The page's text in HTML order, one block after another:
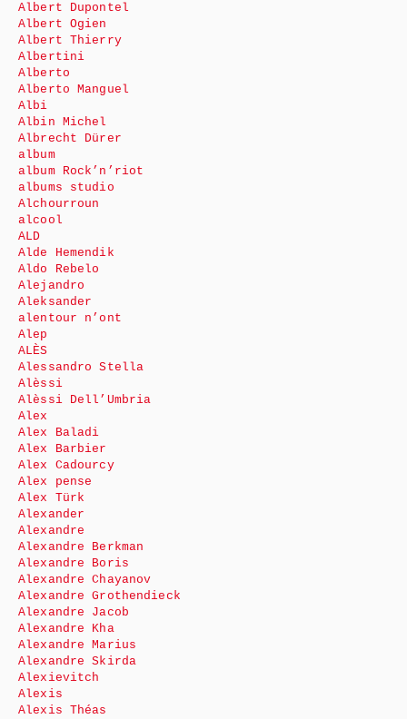
Albert Dupontel
Albert Ogien
Albert Thierry
Albertini
Alberto
Alberto Manguel
Albi
Albin Michel
Albrecht Dürer
album
album Rock’n’riot
albums studio
Alchourroun
alcool
ALD
Alde Hemendik
Aldo Rebelo
Alejandro
Aleksander
alentour n’ont
Alep
ALÈS
Alessandro Stella
Alèssi
Alèssi Dell’Umbria
Alex
Alex Baladi
Alex Barbier
Alex Cadourcy
Alex pense
Alex Türk
Alexander
Alexandre
Alexandre Berkman
Alexandre Boris
Alexandre Chayanov
Alexandre Grothendieck
Alexandre Jacob
Alexandre Kha
Alexandre Marius
Alexandre Skirda
Alexievitch
Alexis
Alexis Théas